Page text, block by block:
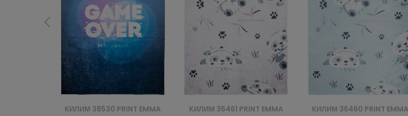
КИЛИМ 36461 PRINT EMMA КИЛИМ 36460 PRINT EMMA КИЛИМ 27471 PRINT EMMA